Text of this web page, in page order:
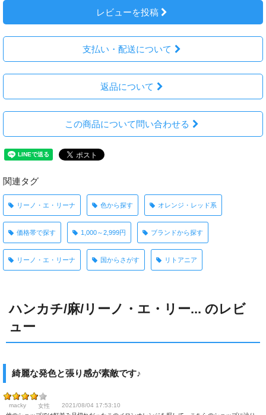
レビューを投稿
支払い・配送について
返品について
この商品について問い合わせる
関連タグ
リーノ・エ・リーナ 色から探す オレンジ・レッド系
価格帯で探す 1,000～2,999円 ブランドから探す
リーノ・エ・リーナ 国からさがす リトアニア
ハンカチ/麻/リーノ・エ・リー... のレビ
ュー
綺麗な発色と張り感が素敵です♪
macky 女性
2021/08/04 17:53:10